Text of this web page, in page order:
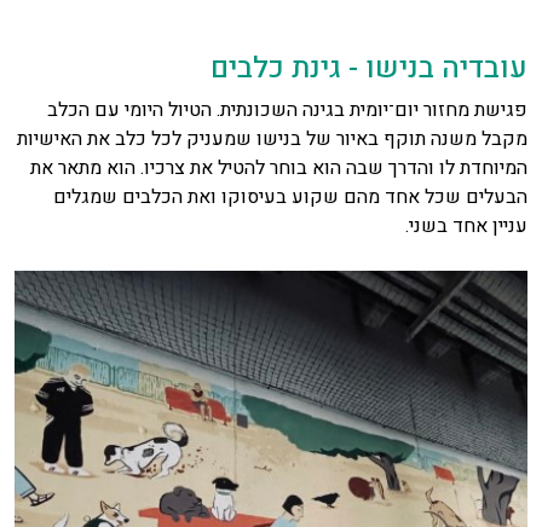
עובדיה בנישו - גינת כלבים
פגישת מחזור יום־יומית בגינה השכונתית. הטיול היומי עם הכלב
מקבל משנה תוקף באיור של בנישו שמעניק לכל כלב את האישיות
המיוחדת לו והדרך שבה הוא בוחר להטיל את צרכיו. הוא מתאר את
הבעלים שכל אחד מהם שקוע בעיסוקו ואת הכלבים שמגלים
עניין אחד בשני.